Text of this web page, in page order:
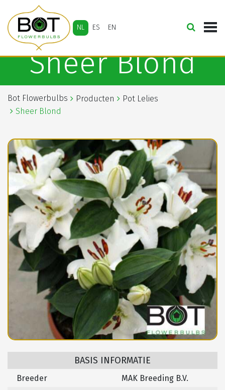
NL ES EN
Sheer Blond
Bot Flowerbulbs Producten
Pot Lelies
Sheer Blond
BASIS INFORMATIE
Breeder
MAK Breeding B.V.